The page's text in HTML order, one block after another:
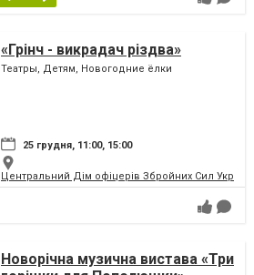
«Грінч - викрадач різдва»
Театры, Детям, Новогодние ёлки
25 грудня, 11:00, 15:00
Центральний Дім офіцерів Збройних Сил
Новорічна музична вистава «Три